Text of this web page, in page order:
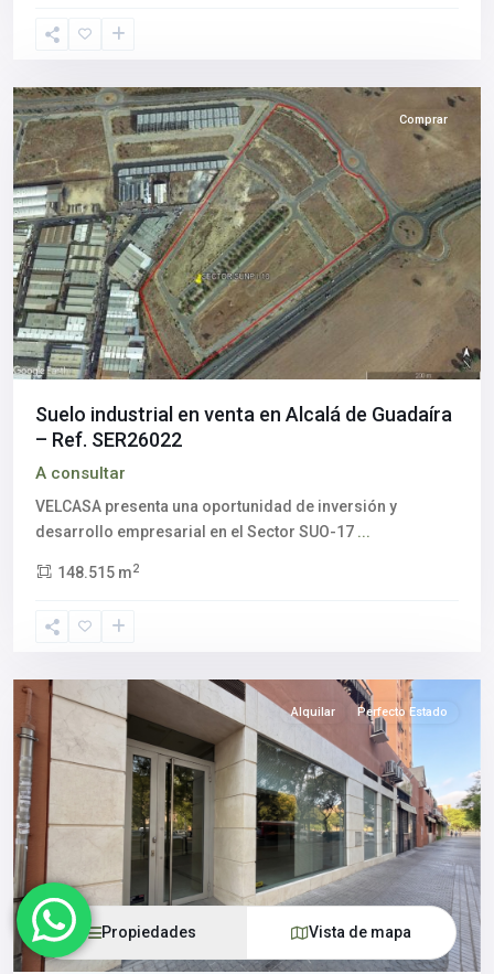
Sevilla
Comprar
Suelo industrial en venta en Alcalá de Guadaíra
– Ref. SER26022
A consultar
VELCASA presenta una oportunidad de inversión y
desarrollo empresarial en el Sector SUO-17 ...
148.515 m2
Pino
Sevilla
Alquilar Perfecto Estado
Propiedades Vista de mapa